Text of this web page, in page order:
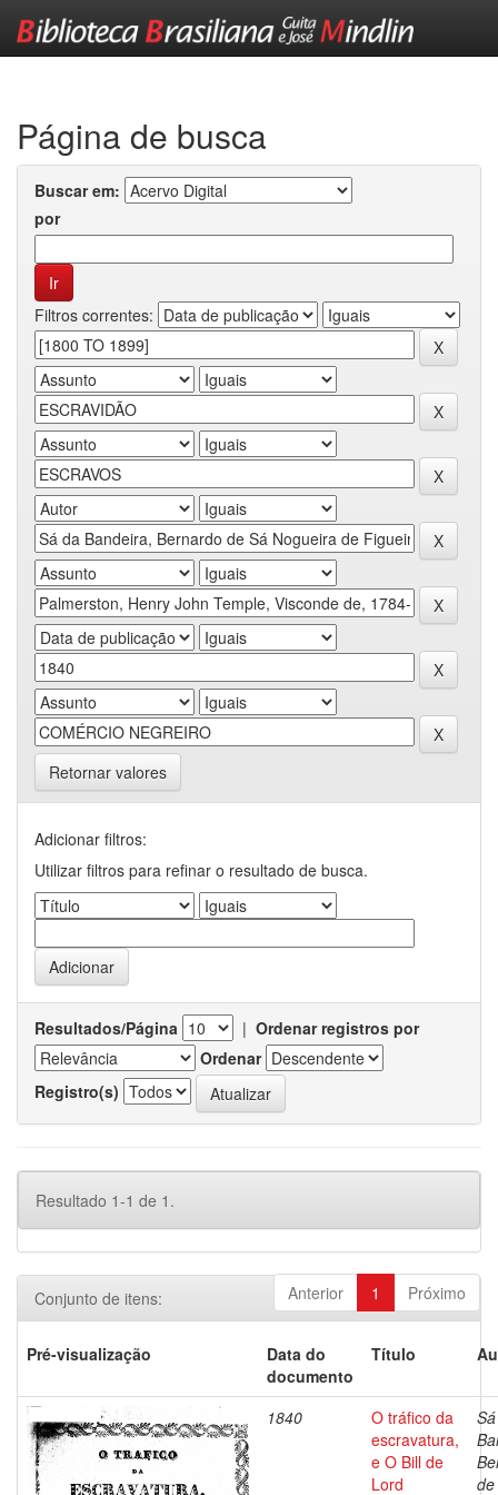
Página de busca
Buscar em:
por
Filtros correntes:
Retornar valores
Adicionar filtros:
Utilizar filtros para refinar o resultado de busca.
Resultados/Página | Ordenar registros por
Ordenar
Registro(s)
Resultado 1-1 de 1.
Anterior 1 Próximo
Conjunto de itens:
Pré-visualização
Data do
documento
Título
1840
O tráfico da
escravatura,
e O Bill de
Lord